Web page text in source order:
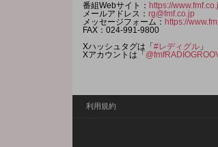
番組Webサイト： https://
メールアドレス： rg@fmf.co.jp
メッセージフォーム： https://
FAX：024-991-9800
Xハッシュタグは「 #レディグル 」
Xアカウントは「
利用規約